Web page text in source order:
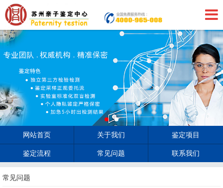
网站首页 关于我们 鉴定项目
鉴定流程 常见问题 联系我们
常见问题